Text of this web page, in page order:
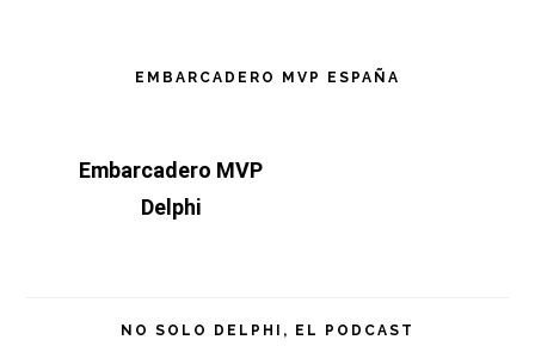
Barra
principal
EMBARCADERO MVP ESPAÑA
Embarcadero MVP
Delphi
NO SOLO DELPHI, EL PODCAST